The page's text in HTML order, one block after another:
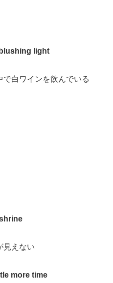
light
白ワインを飲んでいる
見えない
more time